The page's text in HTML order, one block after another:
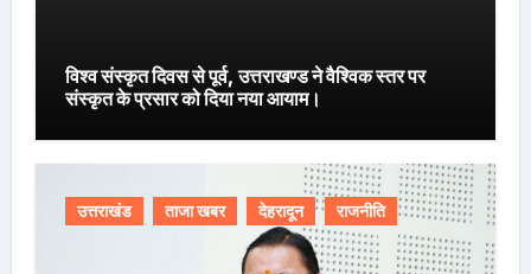
विश्व संस्कृत दिवस से पूर्व, उत्तराखण्ड ने वैश्विक स्तर पर
संस्कृत के प्रसार को दिया नया आयाम।
उत्तराखंड ताजा खबर देहरादून राजनीति